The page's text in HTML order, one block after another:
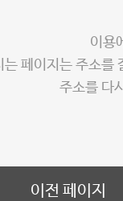
이용
는 페이지는 주소를
주소를 다
이전 페이지